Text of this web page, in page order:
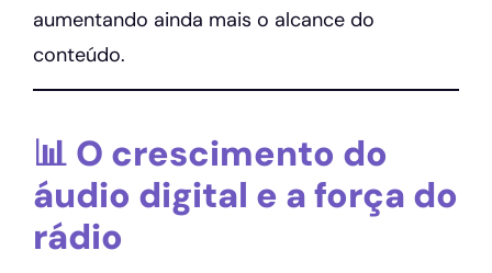
aumentando ainda mais o alcance do
conteúdo.
📊 O crescimento do
áudio digital e a força do
rádio